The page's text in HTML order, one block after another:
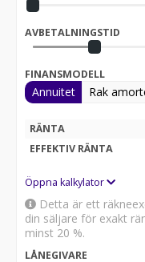
AVBETALNINGSTID
FINANSMODELL
Annuitet Rak
RÄNTA
EFFEKTIV RÄNTA
Öppna kalkylator
Detta är ett
din säljare för exakt
minst 20 %.
LÅNEGIVARE